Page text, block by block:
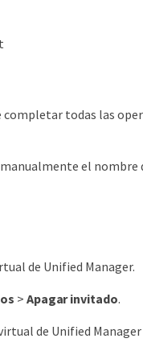
todas las
el
de Unified Manager.
> Apagar invitado.
de Unified